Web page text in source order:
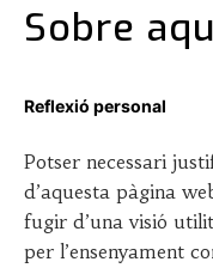
Sobre
o
t
e
d
o
n
y
O
S
E
P
A
Reflexió personal
Potser necessari
d’aquesta pàgina
fugir d’una visió
per l’ensenyament